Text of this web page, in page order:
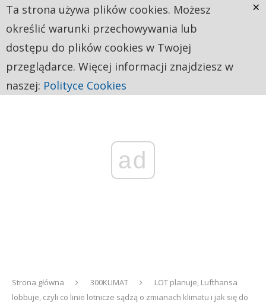
ad
Strona główna 300KLIMAT
LOT planuje, Lufthansa
lobbuje, czyli co linie lotnicze sądzą o zmianach klimatu i jak się do
Ta strona używa plików cookies. Możesz
określić warunki przechowywania lub
dostępu do plików cookies w Twojej
przeglądarce. Więcej informacji znajdziesz w
naszej: Polityce Cookies
×